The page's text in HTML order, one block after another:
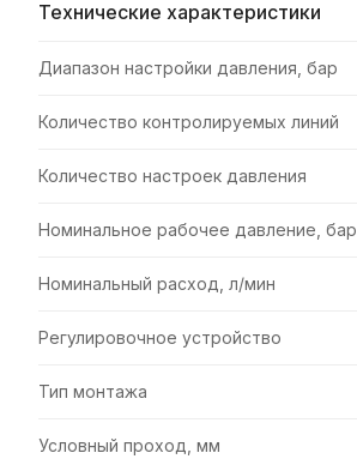
Технические характеристики
Диапазон настройки давления, бар
Количество контролируемых линий
Количество настроек давления
Номинальное рабочее давление, бар
Номинальный расход, л/мин
Регулировочное устройство
Тип монтажа
Условный проход, мм